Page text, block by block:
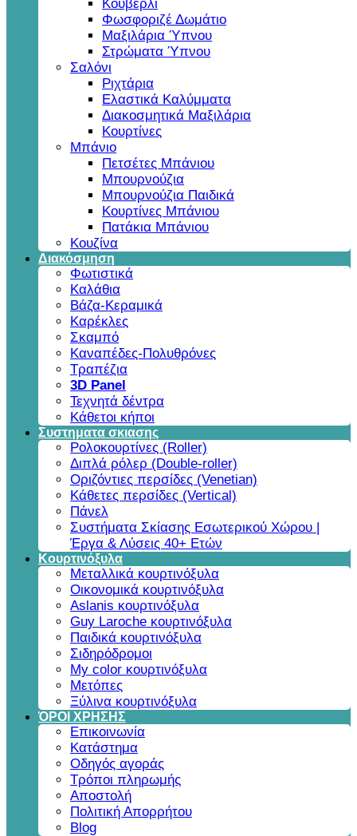
Κουβερλί
Φωσφοριζέ Δωμάτιο
Μαξιλάρια Ύπνου
Στρώματα Ύπνου
Σαλόνι
Ριχτάρια
Ελαστικά Καλύμματα
Διακοσμητικά Μαξιλάρια
Κουρτίνες
Μπάνιο
Πετσέτες Μπάνιου
Μπουρνούζια
Μπουρνούζια Παιδικά
Κουρτίνες Μπάνιου
Πατάκια Μπάνιου
Κουζίνα
Διακόσμηση
Φωτιστικά
Καλάθια
Βάζα-Κεραμικά
Καρέκλες
Σκαμπό
Καναπέδες-Πολυθρόνες
Τραπέζια
3D Panel
Τεχνητά δέντρα
Κάθετοι κήποι
Συστηματα σκιασης
Ρολοκουρτίνες (Roller)
Διπλά ρόλερ (Double-roller)
Οριζόντιες περσίδες (Venetian)
Κάθετες περσίδες (Vertical)
Πάνελ
Συστήματα Σκίασης Εσωτερικού Χώρου |
Έργα & Λύσεις 40+ Ετών
Κουρτινόξυλα
Μεταλλικά κουρτινόξυλα
Οικονομικά κουρτινόξυλα
Aslanis κουρτινόξυλα
Guy Laroche κουρτινόξυλα
Παιδικά κουρτινόξυλα
Σιδηρόδρομοι
My color κουρτινόξυλα
Μετόπες
Ξύλινα κουρτινόξυλα
ΌΡΟΙ ΧΡΗΣΗΣ
Επικοινωνία
Κατάστημα
Οδηγός αγοράς
Τρόποι πληρωμής
Αποστολή
Πολιτική Απορρήτου
Blog